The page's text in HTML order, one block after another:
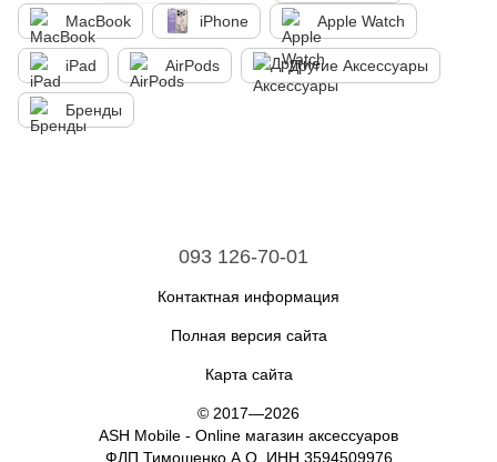
MacBook iPhone Apple Watch
iPad AirPods Другие Аксессуары
Бренды
093 126-70-01
Контактная информация
Полная версия сайта
Карта сайта
© 2017—2026
ASH Mobile - Online магазин аксессуаров
ФЛП Тимошенко А.О. ИНН 3594509976